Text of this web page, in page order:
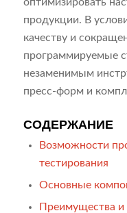
продукции. В
качеству и
программируемые
незаменимым
пресс-форм и
СОДЕРЖАНИЕ
Возможности
тестирования
Основные
Преимущества и